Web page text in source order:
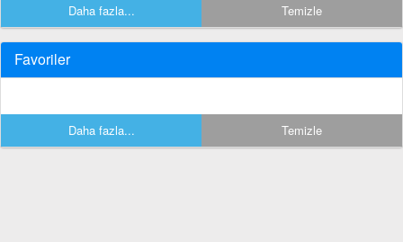
Daha fazla... Temizle
Favoriler
Daha fazla... Temizle